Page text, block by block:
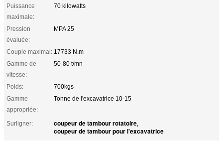
Puissance
maximale:
70 kilowatts
Pression
évaluée:
MPA 25
Couple maximal: 17733 N.m
Gamme de
vitesse:
50-80 t/mn
Poids:
700kgs
Gamme
appropriée:
Tonne de l'excavatrice 10-15
Surligner: coupeur de tambour rotatoire,
coupeur de tambour pour l'excavatrice